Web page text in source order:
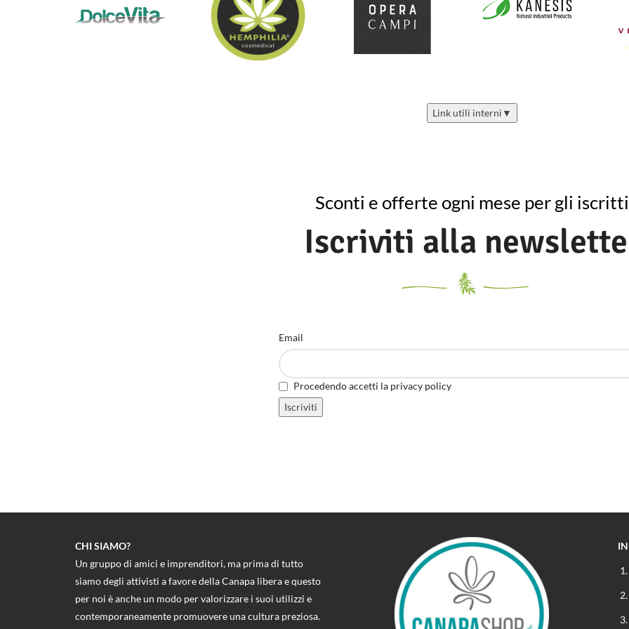
Link utili interni ▼
Sconti e offerte ogni mese per gli iscritti
Iscriviti alla
Email
Procedendo accetti la privacy policy
CHI SIAMO?
Un gruppo di amici e imprenditori, ma prima di tutto
siamo degli attivisti a favore della Canapa libera e questo
per noi è anche un modo per valorizzare i suoi utilizzi e
contemporaneamente promuovere una cultura preziosa.